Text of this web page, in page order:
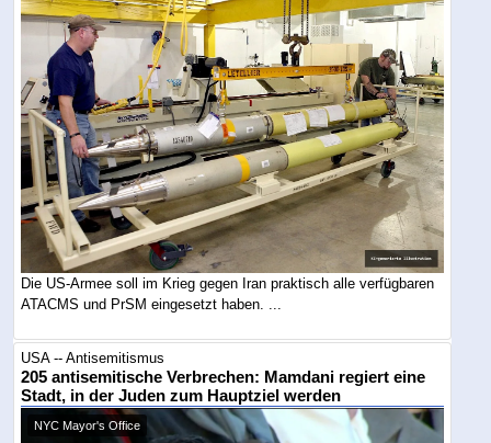
Die US-Armee soll im Krieg gegen Iran praktisch alle verfügbaren
ATACMS und PrSM eingesetzt haben. ...
USA -- Antisemitismus
205 antisemitische Verbrechen: Mamdani regiert eine
Stadt, in der Juden zum Hauptziel werden
NYC Mayor's Office